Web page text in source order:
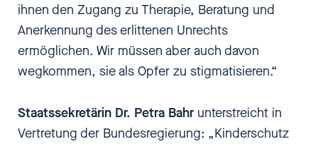
ihnen den Zugang zu Therapie, Beratung und
Anerkennung des erlittenen Unrechts
ermöglichen. Wir müssen aber auch davon
wegkommen, sie als Opfer zu stigmatisieren.“
Staatssekretärin Dr. Petra Bahrunterstreicht in
Vertretung der Bundesregierung: „Kinderschutz